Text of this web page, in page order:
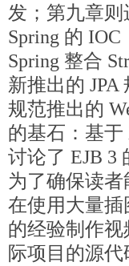
发；第九章则
Spring 的
Spring 整合
新推出的 JPA
规范推出的
的基石：基于
讨论了 EJB 3
为了确保读
在使用大量插
的经验制作
际项目的源